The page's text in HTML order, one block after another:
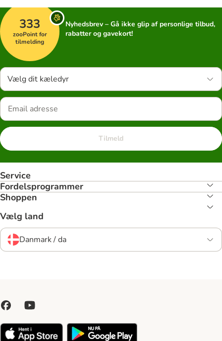
333
zooPoint for
tilmelding
Nyhedsbrev – Gå ikke glip af personlige tilbud,
rabatter og gavekort!
Vælg dit kæledyr
Tilmeld
Service
Fordelsprogrammer
Shoppen
Vælg land
Danmark / da